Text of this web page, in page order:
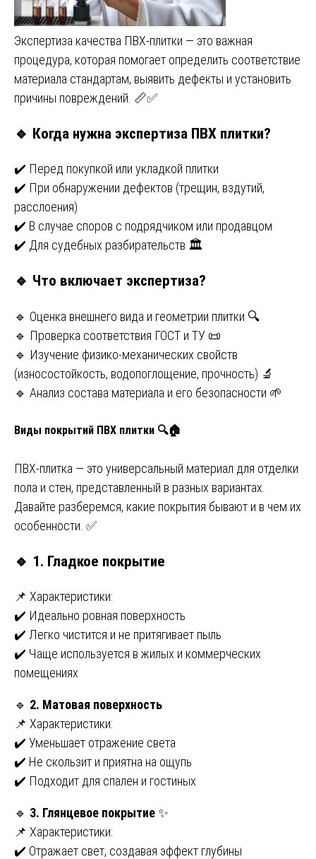
Экспертиза качества ПВХ-плитки — это важная
процедура, которая помогает определить соответствие
материала стандартам, выявить дефекты и установить
причины повреждений. 📏✅
🔹 Когда нужна экспертиза ПВХ плитки?
✔️ Перед покупкой или укладкой плитки
✔️ При обнаружении дефектов (трещин, вздутий,
расслоения)
✔️ В случае споров с подрядчиком или продавцом
✔️ Для судебных разбирательств 🏛️
🔹 Что включает экспертиза?
🔹 Оценка внешнего вида и геометрии плитки 🔍
🔹 Проверка соответствия ГОСТ и ТУ 📜
🔹 Изучение физико-механических свойств
(износостойкость, водопоглощение, прочность) 🔬
🔹 Анализ состава материала и его безопасности 🌱
Виды покрытий ПВХ плитки 🔍🏠
ПВХ-плитка — это универсальный материал для отделки
пола и стен, представленный в разных вариантах.
Давайте разберемся, какие покрытия бывают и в чем их
особенности. ✅
🔹 1. Гладкое покрытие
📌 Характеристики:
✔️ Идеально ровная поверхность
✔️ Легко чистится и не притягивает пыль
✔️ Чаще используется в жилых и коммерческих
помещениях
🔹 2. Матовая поверхность
📌 Характеристики:
✔️ Уменьшает отражение света
✔️ Не скользит и приятна на ощупь
✔️ Подходит для спален и гостиных
🔹 3. Глянцевое покрытие✨
📌 Характеристики:
✔️ Отражает свет, создавая эффект глубины